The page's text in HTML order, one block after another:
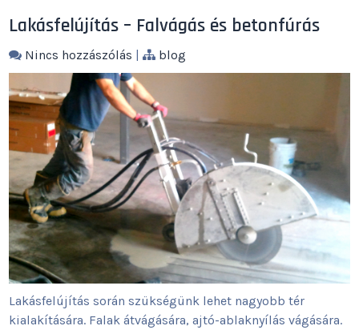
Lakásfelújítás – Falvágás és betonfúrás
Nincs hozzászólás | blog
Lakásfelújítás során szükségünk lehet nagyobb tér
kialakítására. Falak átvágására, ajtó-ablaknyílás vágására.